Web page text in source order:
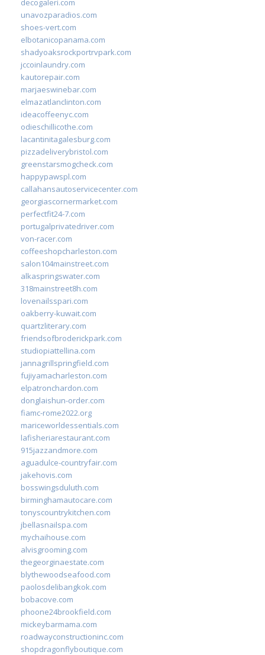
unavozparadios.com
shoes-vert.com
elbotanicopanama.com
shadyoaksrockportrvpark.com
jccoinlaundry.com
kautorepair.com
marjaeswinebar.com
elmazatlanclinton.com
ideacoffeenyc.com
odieschillicothe.com
lacantinitagalesburg.com
pizzadeliverybristol.com
greenstarsmogcheck.com
happypawspl.com
callahansautoservicecenter.com
georgiascornermarket.com
perfectfit24-7.com
portugalprivatedriver.com
von-racer.com
coffeeshopcharleston.com
salon104mainstreet.com
alkaspringswater.com
318mainstreet8h.com
lovenailsspari.com
oakberry-kuwait.com
quartzliterary.com
friendsofbroderickpark.com
studiopiattellina.com
jannagrillspringfield.com
fujiyamacharleston.com
elpatronchardon.com
donglaishun-order.com
fiamc-rome2022.org
mariceworldessentials.com
lafisheriarestaurant.com
915jazzandmore.com
aguadulce-countryfair.com
jakehovis.com
bosswingsduluth.com
birminghamautocare.com
tonyscountrykitchen.com
jbellasnailspa.com
mychaihouse.com
alvisgrooming.com
thegeorginaestate.com
blythewoodseafood.com
paolosdelibangkok.com
bobacove.com
phoone24brookfield.com
mickeybarmama.com
roadwayconstructioninc.com
shopdragonflyboutique.com